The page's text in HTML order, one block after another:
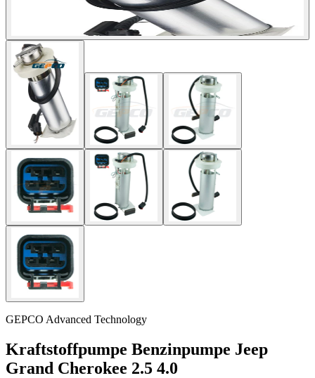
GEPCO Advanced Technology
Kraftstoffpumpe Benzinpumpe Jeep
Grand Cherokee 2.5 4.0